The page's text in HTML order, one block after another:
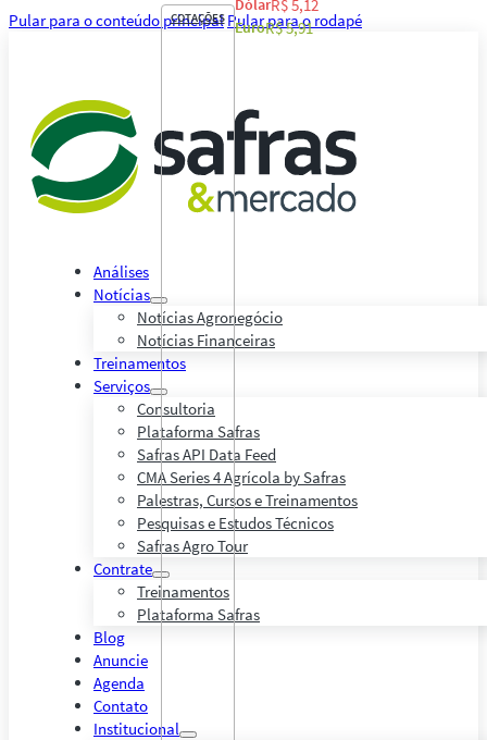
Pular para o conteúdo principal Pular para o rodapé
Análises
Notícias
Notícias Agronegócio
Notícias Financeiras
Treinamentos
Serviços
Consultoria
Plataforma Safras
Safras API Data Feed
CMA Series 4 Agrícola by Safras
Palestras, Cursos e Treinamentos
Pesquisas e Estudos Técnicos
Safras Agro Tour
Contrate
Treinamentos
Plataforma Safras
Blog
Anuncie
Agenda
Contato
Institucional
COTAÇÕES
DólarR$ 5,12
EuroR$ 5,91